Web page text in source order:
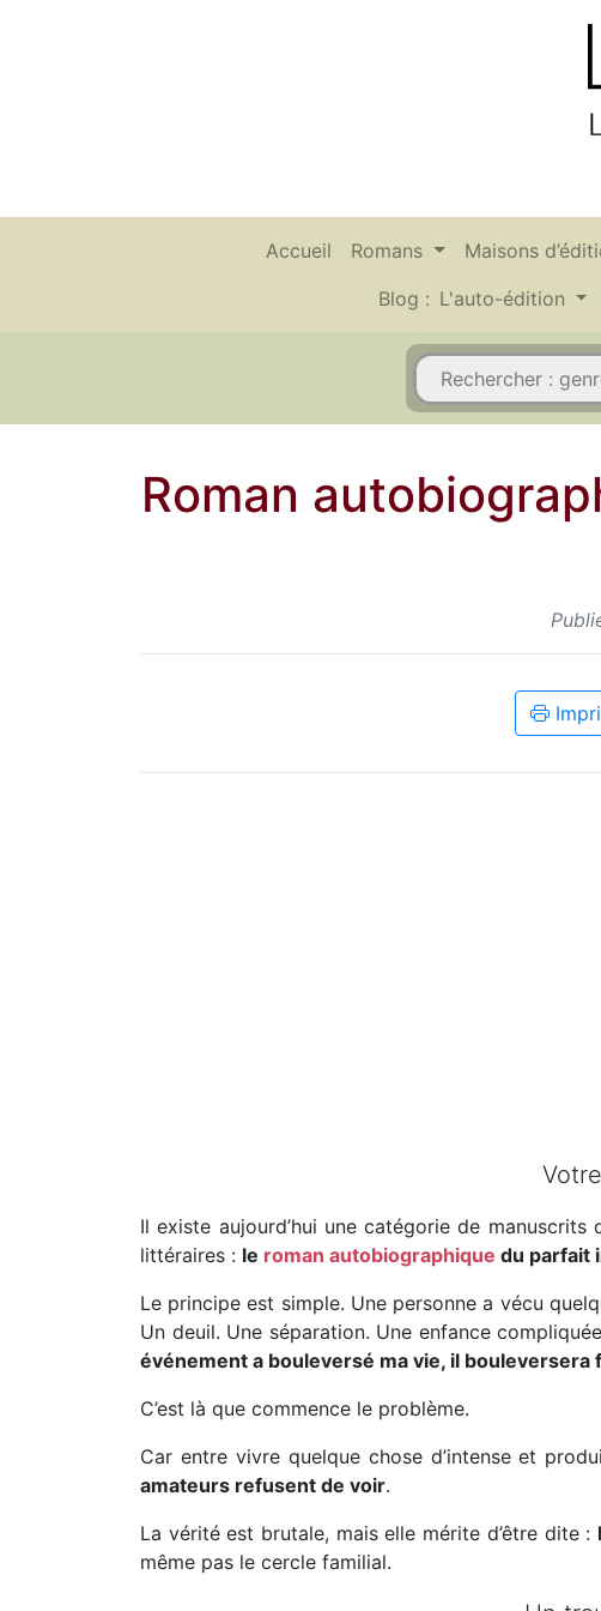
Accueil Romans Maisons
Blog : L'auto-édition
Roman
Il existe aujourd’hui une catégorie de
littéraires : le roman autobiographique du parfait
Le principe est simple. Une personne a vécu
Un deuil. Une séparation. Une enfance
événement a bouleversé ma vie, il
C’est là que commence le problème.
Car entre vivre quelque chose d’intense et
amateurs refusent de voir.
La vérité est brutale, mais elle mérite d’être dite :
même pas le cercle familial.